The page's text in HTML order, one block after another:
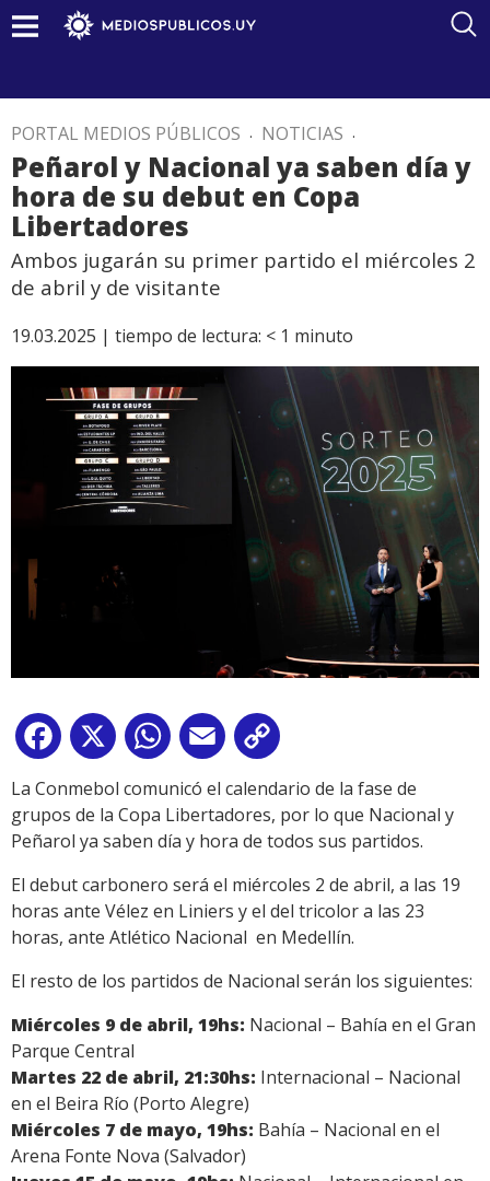
PORTAL MEDIOS PÚBLICOS . NOTICIAS .
Peñarol y Nacional ya saben día y
hora de su debut en Copa
Libertadores
Ambos jugarán su primer partido el miércoles 2
de abril y de visitante
19.03.2025 | tiempo de lectura: < 1 minuto
Facebook
X WhatsApp
Email
Link
La Conmebol comunicó el calendario de la fase de
grupos de la Copa Libertadores, por lo que Nacional y
Peñarol ya saben día y hora de todos sus partidos.
El debut carbonero será el miércoles 2 de abril, a las 19
horas ante Vélez en Liniers y el del tricolor a las 23
horas, ante Atlético Nacional en Medellín.
El resto de los partidos de Nacional serán los siguientes:
Miércoles 9 de abril, 19hs: Nacional – Bahía en el Gran
Parque Central
Martes 22 de abril, 21:30hs: Internacional – Nacional
en el Beira Río (Porto Alegre)
Miércoles 7 de mayo, 19hs: Bahía – Nacional en el
Arena Fonte Nova (Salvador)